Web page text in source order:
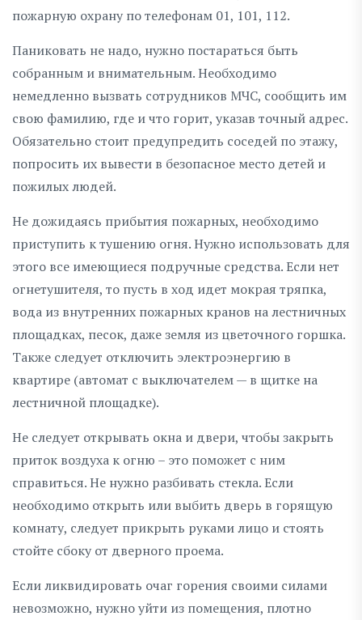
пожарную охрану по телефонам 01, 101, 112.
Паниковать не надо, нужно постараться быть
собранным и внимательным. Необходимо
немедленно вызвать сотрудников МЧС, сообщить им
свою фамилию, где и что горит, указав точный адрес.
Обязательно стоит предупредить соседей по этажу,
попросить их вывести в безопасное место детей и
пожилых людей.
Не дожидаясь прибытия пожарных, необходимо
приступить к тушению огня. Нужно использовать для
этого все имеющиеся подручные средства. Если нет
огнетушителя, то пусть в ход идет мокрая тряпка,
вода из внутренних пожарных кранов на лестничных
площадках, песок, даже земля из цветочного горшка.
Также следует отключить электроэнергию в
квартире (автомат с выключателем — в щитке на
лестничной площадке).
Не следует открывать окна и двери, чтобы закрыть
приток воздуха к огню – это поможет с ним
справиться. Не нужно разбивать стекла. Если
необходимо открыть или выбить дверь в горящую
комнату, следует прикрыть руками лицо и стоять
стойте сбоку от дверного проема.
Если ликвидировать очаг горения своими силами
невозможно, нужно уйти из помещения, плотно